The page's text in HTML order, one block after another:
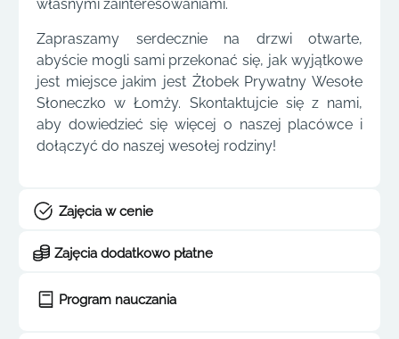
własnymi zainteresowaniami.
Zapraszamy serdecznie na drzwi otwarte,
abyście mogli sami przekonać się, jak wyjątkowe
jest miejsce jakim jest Żłobek Prywatny Wesołe
Słoneczko w Łomży. Skontaktujcie się z nami,
aby dowiedzieć się więcej o naszej placówce i
dołączyć do naszej wesołej rodziny!
Zajęcia w cenie
Zajęcia dodatkowo płatne
Program nauczania